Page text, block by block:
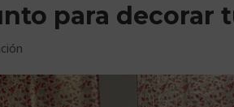
para decorar